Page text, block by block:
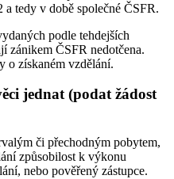
tedy v době společné ČSFR.
podle tehdejších
zánikem ČSFR nedotčena.
o získaném vzdělání.
jednat (podat žádost
či přechodným pobytem,
způsobilost k výkonu
nebo pověřený zástupce.